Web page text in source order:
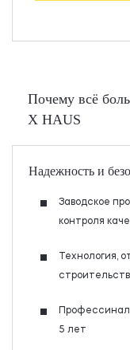
Почему всё
X HAUS
Надежность и
Заводское
контроля
Технология,
5 лет